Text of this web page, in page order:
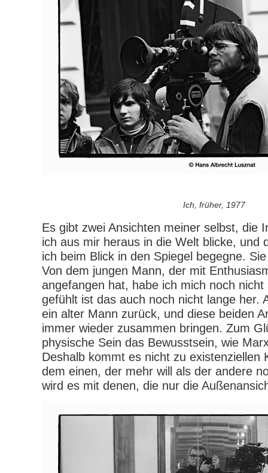
Ich, früher, 1977
Es gibt zwei Ansichten meiner selbst, die
ich aus mir heraus in die Welt blicke, und
ich beim Blick in den Spiegel begegne.
Von dem jungen Mann, der mit
angefangen hat, habe ich mich noch
gefühlt ist das auch noch nicht lange her.
ein alter Mann zurück, und diese beiden
immer wieder zusammen bringen. Zum
physische Sein das Bewusstsein, wie
Deshalb kommt es nicht zu existenziellen
dem einen, der mehr will als der andere
wird es mit denen, die nur die